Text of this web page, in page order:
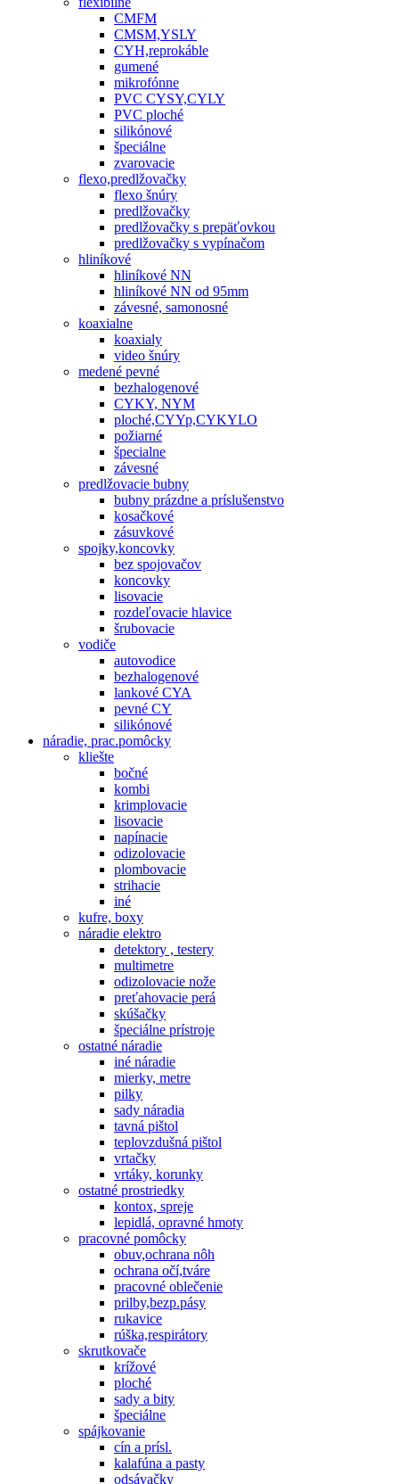
CMFM
CMSM,YSLY
CYH,reprokáble
gumené
mikrofónne
PVC CYSY,CYLY
PVC ploché
silikónové
špeciálne
zvarovacie
flexo,predlžovačky
flexo šnúry
predlžovačky
predlžovačky s prepäťovkou
predlžovačky s vypínačom
hliníkové
hliníkové NN
hliníkové NN od 95mm
závesné, samonosné
koaxialne
koaxialy
video šnúry
medené pevné
bezhalogenové
CYKY, NYM
ploché,CYYp,CYKYLO
požiarné
špecialne
závesné
predlžovacie bubny
bubny prázdne a príslušenstvo
kosačkové
zásuvkové
spojky,koncovky
bez spojovačov
koncovky
lisovacie
rozdeľovacie hlavice
šrubovacie
vodiče
autovodice
bezhalogenové
lankové CYA
pevné CY
silikónové
náradie, prac.pomôcky
kliešte
bočné
kombi
krimplovacie
lisovacie
napínacie
odizolovacie
plombovacie
strihacie
iné
kufre, boxy
náradie elektro
detektory , testery
multimetre
odizolovacie nože
preťahovacie perá
skúšačky
špeciálne prístroje
ostatné náradie
iné náradie
mierky, metre
pilky
sady náradia
tavná pištol
teplovzdušná pištol
vrtačky
vrtáky, korunky
ostatné prostriedky
kontox, spreje
lepidlá, opravné hmoty
pracovné pomôcky
obuv,ochrana nôh
ochrana očí,tváre
pracovné oblečenie
prilby,bezp.pásy
rukavice
rúška,respirátory
skrutkovače
krížové
ploché
sady a bity
špeciálne
spájkovanie
cín a prísl.
kalafúna a pasty
odsávačky